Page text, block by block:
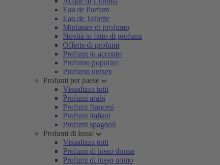
Eau de Parfum
Eau de Toilette
Miniature di profumo
Novità in fatto di profumi
Offerte di profumi
Profumi in acconto
Profumo popolare
Profumo unisex
Profumi per paese
Visualizza tutti
Profumi arabi
Profumi francesi
Profumi italiani
Profumi spagnoli
Profumi di lusso
Visualizza tutti
Profumi di lusso donna
Profumi di lusso uomo